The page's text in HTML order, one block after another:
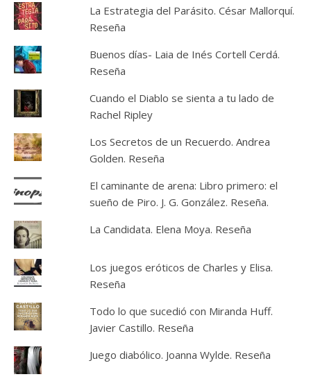
La Estrategia del Parásito. César Mallorquí.
Reseña
Buenos días- Laia de Inés Cortell Cerdá.
Reseña
Cuando el Diablo se sienta a tu lado de
Rachel Ripley
Los Secretos de un Recuerdo. Andrea
Golden. Reseña
El caminante de arena: Libro primero: el
sueño de Piro. J. G. González. Reseña.
La Candidata. Elena Moya. Reseña
Los juegos eróticos de Charles y Elisa.
Reseña
Todo lo que sucedió con Miranda Huff.
Javier Castillo. Reseña
Juego diabólico. Joanna Wylde. Reseña